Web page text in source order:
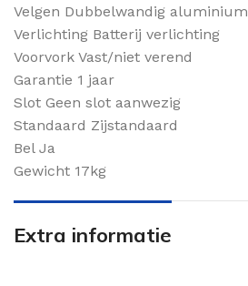
Velgen Dubbelwandig aluminium
Verlichting Batterij verlichting
Voorvork Vast/niet verend
Garantie 1 jaar
Slot Geen slot aanwezig
Standaard Zijstandaard
Bel Ja
Gewicht 17kg
Extra informatie